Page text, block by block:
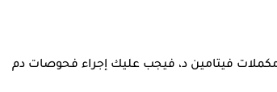
مكملات فيتامين د، فيجب عليك إجراء فحوصات دم